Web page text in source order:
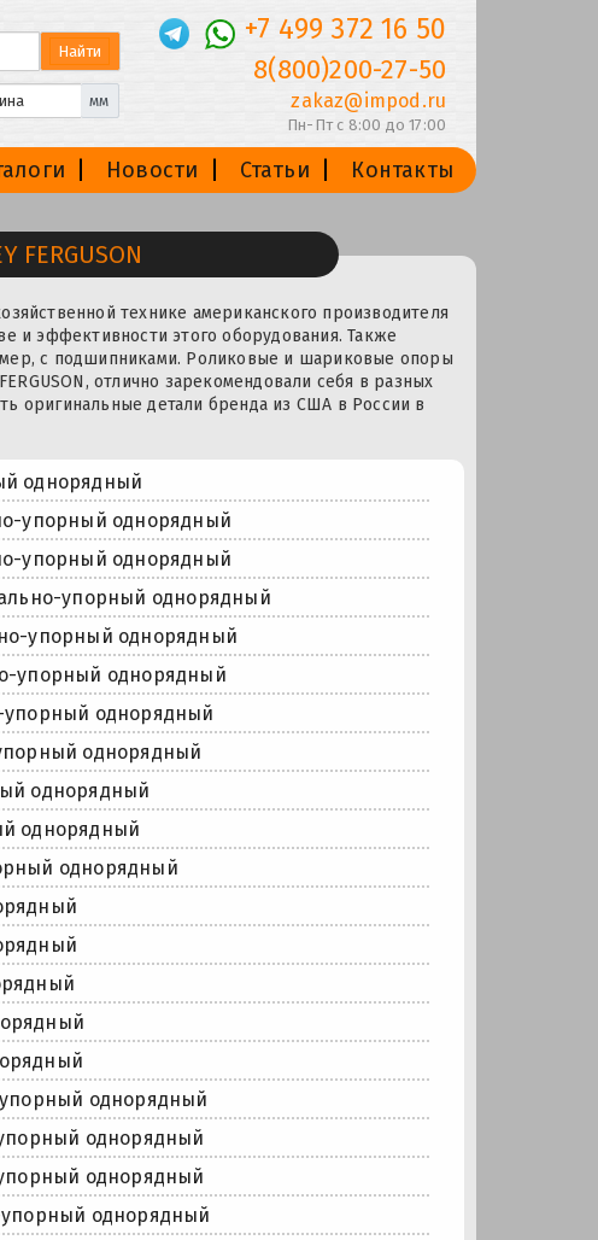
мм
+7 499 372 16 50
8(800)200-27-50
zakaz@impod.ru
Пн-Пт с 8:00 до 17:00
Новости Статьи Контакты
FERGUSON
технике американского производителя
и эффективности этого оборудования. Также
с подшипниками. Роликовые и шариковые опоры
отлично зарекомендовали себя в разных
оригинальные детали бренда из США в России в
однорядный
упорный однорядный
упорный однорядный
упорный однорядный
упорный однорядный
упорный однорядный
однорядный
однорядный
однорядный
однорядный
однорядный
однорядный
однорядный
однорядный
однорядный